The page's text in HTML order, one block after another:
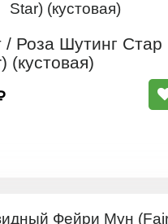
/ Роза Шутинг Стар
(кустовая)